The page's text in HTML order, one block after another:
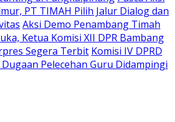
PT TIMAH Pilih Jalur Dialog dan
Aksi Demo Penambang Timah
Ketua Komisi XII DPR Bambang
Segera Terbit Komisi IV DPRD
Pelecehan Guru Didampingi